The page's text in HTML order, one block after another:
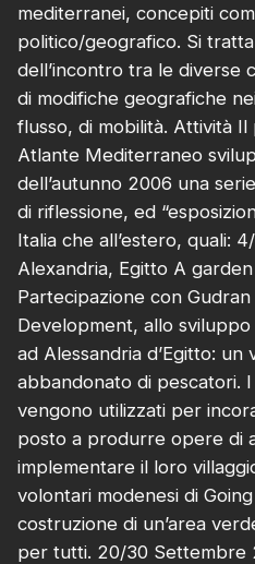
mediterranei, concepiti
politico/geografico. Si
dell’incontro tra le diverse
di modifiche geografiche
flusso, di mobilità. Attività Il
Atlante Mediterraneo
dell’autunno 2006 una
di riflessione, ed
Italia che all’estero, quali:
Alexandria, Egitto A
Partecipazione con
Development, allo
ad Alessandria d’Egitto: un
abbandonato di pescatori.
vengono utilizzati per
posto a produrre opere di
implementare il loro
volontari modenesi di
costruzione di un’area
per tutti. 20/30 Settembre